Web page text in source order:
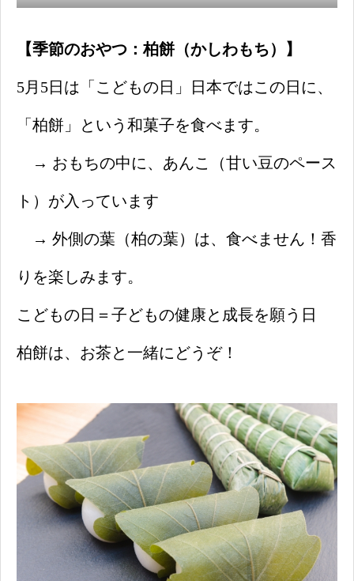
【季節のおやつ：柏餅（かしわもち）】
5月5日は「こどもの日」日本ではこの日に、
「柏餅」という和菓子を食べます。
→ おもちの中に、あんこ（甘い豆のペース
ト）が入っています
→ 外側の葉（柏の葉）は、食べません！香
りを楽しみます。
こどもの日＝子どもの健康と成長を願う日
柏餅は、お茶と一緒にどうぞ！